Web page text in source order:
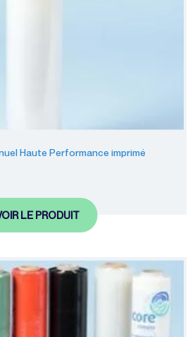
Haute Performance imprimé
LE PRODUIT